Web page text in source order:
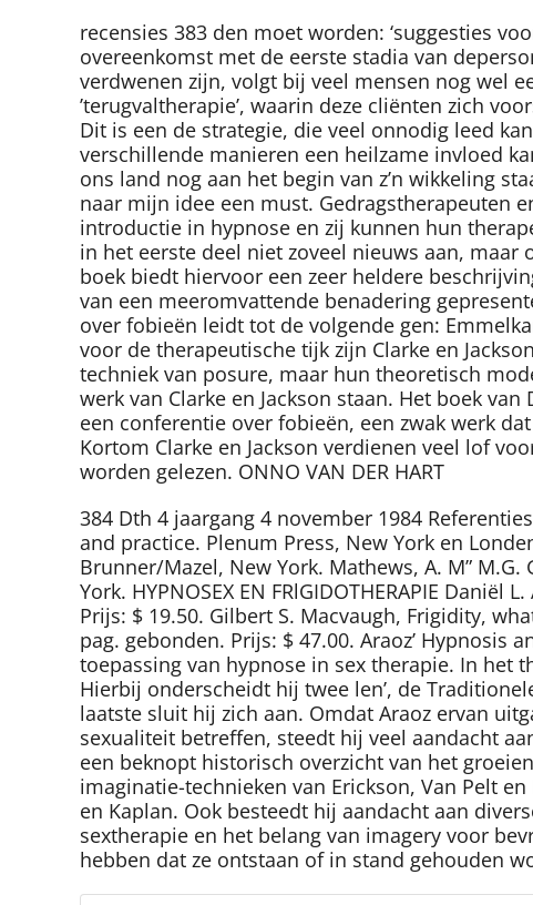
recensies 383 den moet worden: ‘suggesties
overeenkomst met de eerste stadia van
verdwenen zijn, volgt bij veel mensen nog wel
’terugvaltherapie’, waarin deze cliënten zich
Dit is een de strategie, die veel onnodig leed
verschillende manieren een heilzame invloed
ons land nog aan het begin van z’n wikkeling
naar mijn idee een must. Gedragstherapeuten
introductie in hypnose en zij kunnen hun
in het eerste deel niet zoveel nieuws aan,
boek biedt hiervoor een zeer heldere
van een meeromvattende benadering
over fobieën leidt tot de volgende gen:
voor de therapeutische tijk zijn Clarke en
techniek van posure, maar hun theoretisch
werk van Clarke en Jackson staan. Het boek
een conferentie over fobieën, een zwak werk
Kortom Clarke en Jackson verdienen veel lof
worden gelezen. ONNO VAN DER HART
384 Dth 4 jaargang 4 november 1984
and practice. Plenum Press, New York en
Brunner/Mazel, New York. Mathews, A. M”
York. HYPNOSEX EN FRlGIDOTHERAPIE
Prijs: $ 19.50. Gilbert S. Macvaugh, Frigidity,
pag. gebonden. Prijs: $ 47.00. Araoz’
toepassing van hypnose in sex therapie. In het
Hierbij onderscheidt hij twee len’, de
laatste sluit hij zich aan. Omdat Araoz ervan
sexualiteit betreffen, steedt hij veel aandacht
een beknopt historisch overzicht van het
imaginatie-technieken van Erickson, Van Pelt
en Kaplan. Ook besteedt hij aandacht aan
sextherapie en het belang van imagery voor
hebben dat ze ontstaan of in stand gehouden